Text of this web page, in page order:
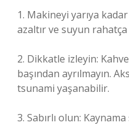
1. Makineyi yarıya
azaltır ve suyun rahatça
2. Dikkatle izleyin:
başından ayrılmayın.
tsunami yaşanabilir.
3. Sabırlı olun: